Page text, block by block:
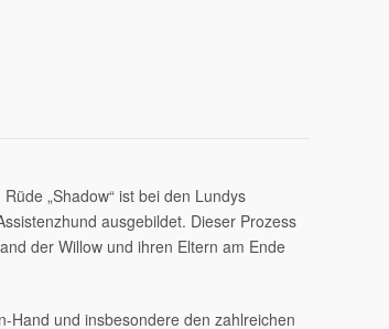
„Shadow“ ist bei den Lundys
ausgebildet. Dieser Prozess
der Willow und ihren Eltern am Ende
Hand und insbesondere den zahlreichen